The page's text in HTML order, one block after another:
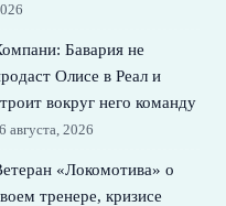
Бавария не
Олисе в Реал и
вокруг него команду
6 августа, 2026
«Локомотива» о
тренере, кризисе